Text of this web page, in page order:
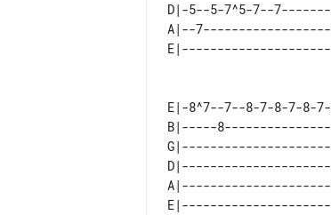
D|-5--5-7^5-7--
A|--
E|-8^7--7--8-7-8-7-
B|-----